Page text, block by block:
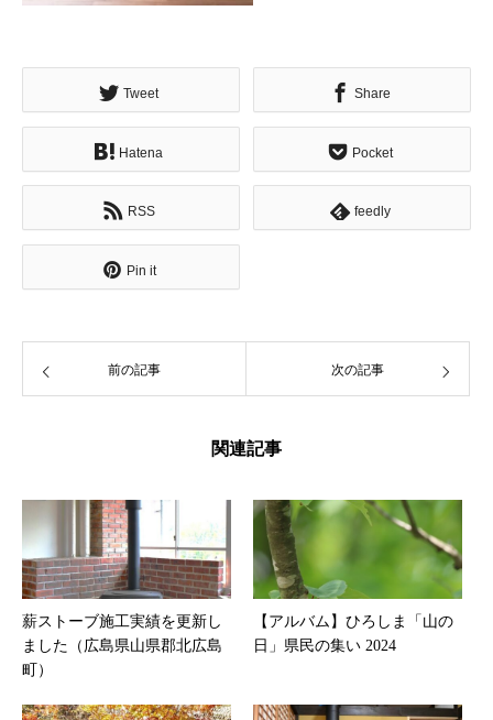
Tweet Share
Hatena Pocket
RSS feedly
Pin it
前の記事 次の記事
関連記事
薪ストーブ施工実績を更新し
ました（広島県山県郡北広島
町）
【アルバム】ひろしま「山の
日」県民の集い 2024